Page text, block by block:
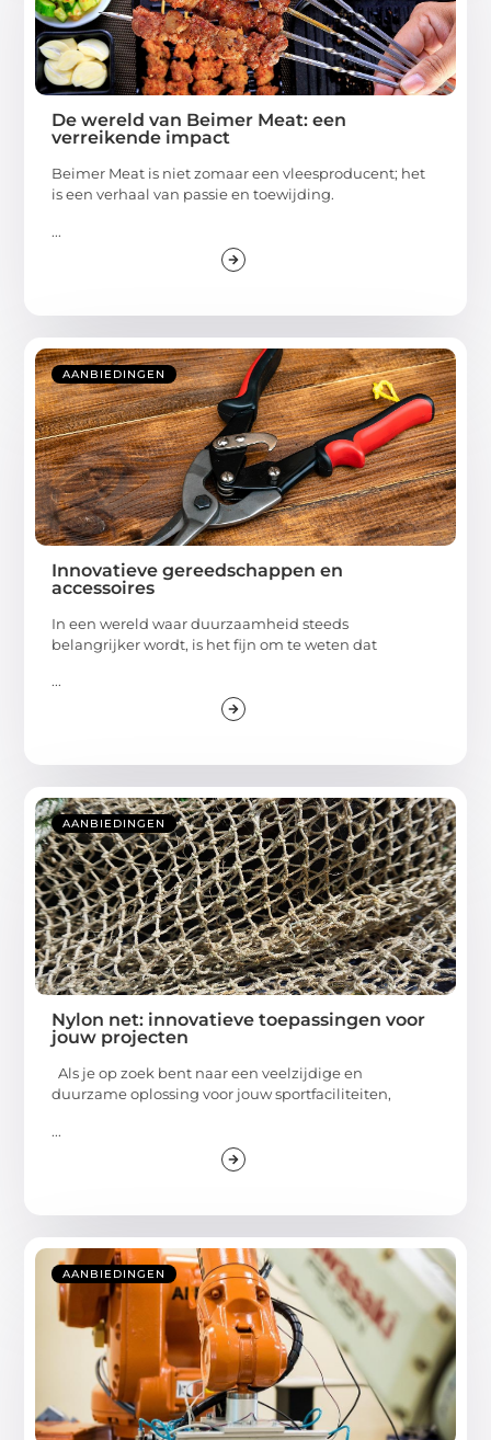
De wereld van Beimer Meat: een
verreikende impact
Beimer Meat is niet zomaar een vleesproducent; het
is een verhaal van passie en toewijding.
...
AANBIEDINGEN
Innovatieve gereedschappen en
accessoires
In een wereld waar duurzaamheid steeds
belangrijker wordt, is het fijn om te weten dat
...
AANBIEDINGEN
Nylon net: innovatieve toepassingen voor
jouw projecten
Als je op zoek bent naar een veelzijdige en
duurzame oplossing voor jouw sportfaciliteiten,
...
AANBIEDINGEN